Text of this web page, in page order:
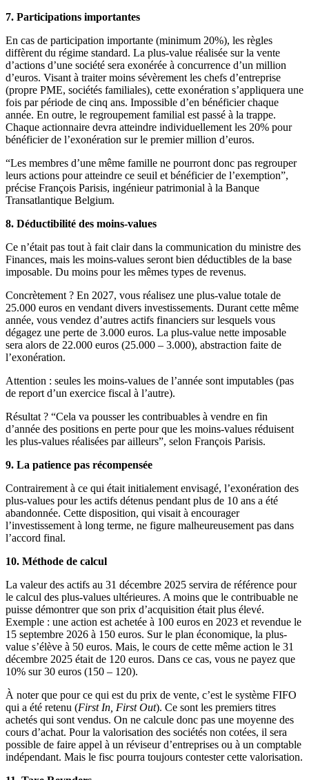
7. Participations importantes
En cas de participation importante (minimum 20%), les règles
diffèrent du régime standard. La plus-value réalisée sur la vente
d’actions d’une société sera exonérée à concurrence d’un million
d’euros. Visant à traiter moins sévèrement les chefs d’entreprise
(propre PME, sociétés familiales), cette exonération s’appliquera une
fois par période de cinq ans. Impossible d’en bénéficier chaque
année. En outre, le regroupement familial est passé à la trappe.
Chaque actionnaire devra atteindre individuellement les 20% pour
bénéficier de l’exonération sur le premier million d’euros.
“Les membres d’une même famille ne pourront donc pas regrouper
leurs actions pour atteindre ce seuil et bénéficier de l’exemption”,
précise François Parisis, ingénieur patrimonial à la Banque
Transatlantique Belgium.
8. Déductibilité des moins-values
Ce n’était pas tout à fait clair dans la communication du ministre des
Finances, mais les moins-values seront bien déductibles de la base
imposable. Du moins pour les mêmes types de revenus.
Concrètement ? En 2027, vous réalisez une plus-value totale de
25.000 euros en vendant divers investissements. Durant cette même
année, vous vendez d’autres actifs financiers sur lesquels vous
dégagez une perte de 3.000 euros. La plus-value nette imposable
sera alors de 22.000 euros (25.000 – 3.000), abstraction faite de
l’exonération.
Attention : seules les moins-values de l’année sont imputables (pas
de report d’un exercice fiscal à l’autre).
Résultat ? “Cela va pousser les contribuables à vendre en fin
d’année des positions en perte pour que les moins-values réduisent
les plus-values réalisées par ailleurs”, selon François Parisis.
9. La patience pas récompensée
Contrairement à ce qui était initialement envisagé, l’exonération des
plus-values pour les actifs détenus pendant plus de 10 ans a été
abandonnée. Cette disposition, qui visait à encourager
l’investissement à long terme, ne figure malheureusement pas dans
l’accord final.
10. Méthode de calcul
La valeur des actifs au 31 décembre 2025 servira de référence pour
le calcul des plus-values ultérieures. A moins que le contribuable ne
puisse démontrer que son prix d’acquisition était plus élevé.
Exemple : une action est achetée à 100 euros en 2023 et revendue le
15 septembre 2026 à 150 euros. Sur le plan économique, la plus-
value s’élève à 50 euros. Mais, le cours de cette même action le 31
décembre 2025 était de 120 euros. Dans ce cas, vous ne payez que
10% sur 30 euros (150 – 120).
À noter que pour ce qui est du prix de vente, c’est le système FIFO
qui a été retenu (First In, First Out). Ce sont les premiers titres
achetés qui sont vendus. On ne calcule donc pas une moyenne des
cours d’achat. Pour la valorisation des sociétés non cotées, il sera
possible de faire appel à un réviseur d’entreprises ou à un comptable
indépendant. Mais le fisc pourra toujours contester cette valorisation.